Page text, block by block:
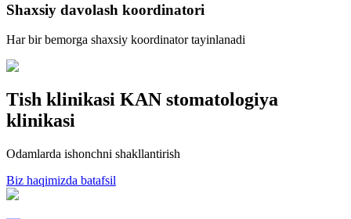
Shaxsiy davolash koordinatori
Har bir bemorga shaxsiy koordinator tayinlanadi
Tish klinikasi KAN stomatologiya
klinikasi
Odamlarda ishonchni shakllantirish
Biz haqimizda batafsil